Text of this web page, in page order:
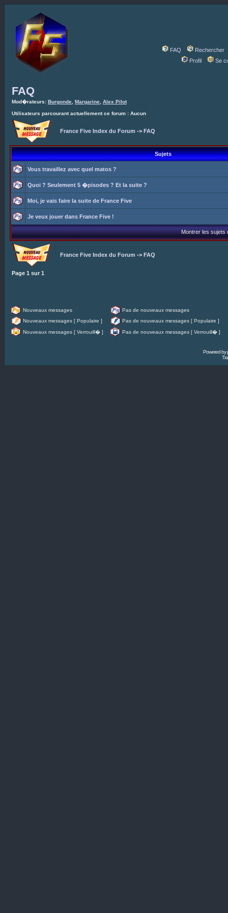
FAQ
Rechercher
Profil
Se
FAQ
Mod�rateurs: Burgonde Margarine Alex Pilot
Utilisateurs parcourant actuellement ce forum : Aucun
France Five Index du Forum -> FAQ
Sujets
Vous travaillez avec quel matos ?
Quoi ? Seulement 5 �pisodes ? Et la suite ?
Moi, je vais faire la suite de France Five
Je veux jouer dans France Five !
Montrer les sujets
France Five Index du Forum -> FAQ
Page 1 sur 1
Nouveaux messages
Pas de nouveaux messages
Nouveaux messages [ Populaire ]
Pas de nouveaux messages [ Populaire ]
Nouveaux messages [ Verrouill� ]
Pas de nouveaux messages [ Verrouill� ]
Powered by